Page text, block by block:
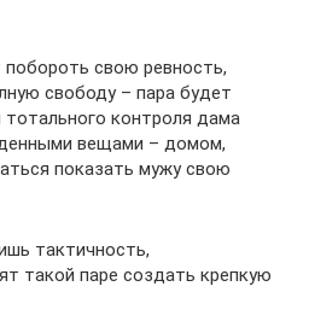
свою ревность,
свободу – пара будет
тотального контроля дама
вещами – домом,
показать мужу свою
тактичность,
такой паре создать крепкую